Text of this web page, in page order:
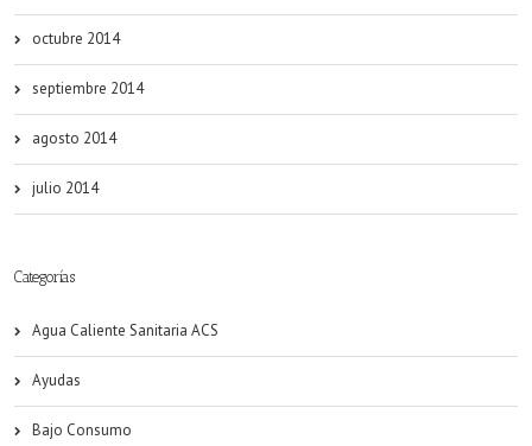
octubre 2014
septiembre 2014
agosto 2014
julio 2014
Categorías
Agua Caliente Sanitaria ACS
Ayudas
Bajo Consumo